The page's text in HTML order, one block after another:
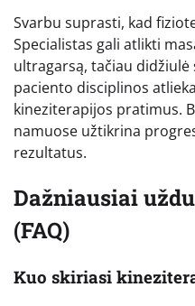
Svarbu suprasti, kad
Specialistas gali atlikti
ultragarsą, tačiau
paciento disciplinos
kineziterapijos pratimus.
namuose užtikrina
rezultatus.
Dažniausiai
(FAQ)
Kuo skiriasi